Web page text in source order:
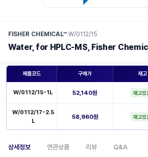
FISHER CHEMICAL™·W/0112/15
Water, for HPLC-MS, Fisher
제품코드 구매가 재고
W/0112/15-1L 52,140원 재고있
W/0112/17-2.5
L
58,960원 재고있
상세정보 연관상품 리뷰 Q&A